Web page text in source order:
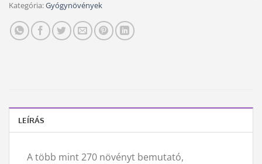
Kategória:Gyógynövények
LEÍRÁS
A több mint 270 növényt bemutató,